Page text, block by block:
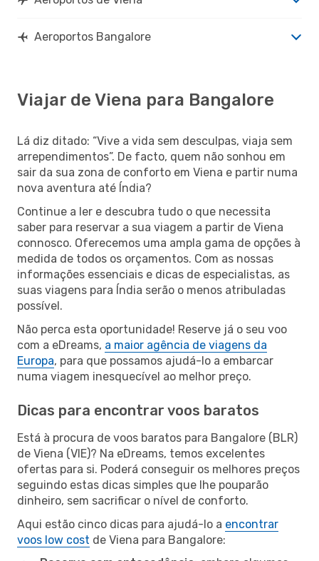
Aeroportos Bangalore
Viajar de Viena para Bangalore
Lá diz ditado: “Vive a vida sem desculpas, viaja sem
arrependimentos”. De facto, quem não sonhou em
sair da sua zona de conforto em Viena e partir numa
nova aventura até Índia?
Continue a ler e descubra tudo o que necessita
saber para reservar a sua viagem a partir de Viena
connosco. Oferecemos uma ampla gama de opções à
medida de todos os orçamentos. Com as nossas
informações essenciais e dicas de especialistas, as
suas viagens para Índia serão o menos atribuladas
possível.
Não perca esta oportunidade! Reserve já o seu voo
com a eDreams, a maior agência de viagens da
Europa, para que possamos ajudá-lo a embarcar
numa viagem inesquecível ao melhor preço.
Dicas para encontrar voos baratos
Está à procura de voos baratos para Bangalore (BLR)
de Viena (VIE)? Na eDreams, temos excelentes
ofertas para si. Poderá conseguir os melhores preços
seguindo estas dicas simples que lhe pouparão
dinheiro, sem sacrificar o nível de conforto.
Aqui estão cinco dicas para ajudá-lo a encontrar
voos low cost de Viena para Bangalore: